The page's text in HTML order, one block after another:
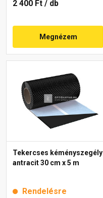
2 400 Ft / db
Megnézem
Tekercses kéményszegély
antracit 30 cm x 5 m
Rendelésre